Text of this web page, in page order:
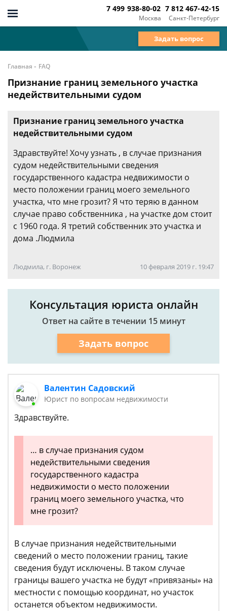
Москва
7 499 938-80-02
Санкт-Петербург
7 812 467-42-15
Задать вопрос
Главная - FAQ
Признание границ земельного участка
недействительными судом
Признание границ земельного участка
недействительными судом
Здравствуйте! Хочу узнать , в случае признания
судом недействительными сведения
государственного кадастра недвижимости о
место положении границ моего земельного
участка, что мне грозит? Я что теряю в данном
случае право собственника , на участке дом стоит
с 1960 года. Я третий собственник это участка и
дома .Людмила
Людмила, г. Воронеж 10 февраля 2019 г. 19:47
Консультация юриста онлайн
Ответ на сайте в течении 15 минут
Задать вопрос
Валентин Садовский
Юрист по вопросам недвижимости
Здравствуйте.
… в случае признания судом
недействительными сведения
государственного кадастра
недвижимости о место положении
границ моего земельного участка, что
мне грозит?
В случае признания недействительными
сведений о место положении границ, такие
сведения будут исключены. В таком случае
границы вашего участка не будут «привязаны» на
местности с помощью координат, но участок
останется объектом недвижимости.